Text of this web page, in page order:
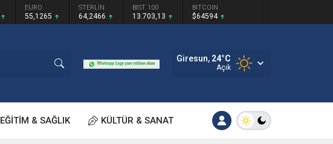
EURO
55,1265
STERLİN
64,2466
BIST 100
13.703,13
BITCOIN
$64594
Giresun, 24°C
Açık
EĞİTİM & SAĞLIK KÜLTÜR & SANAT